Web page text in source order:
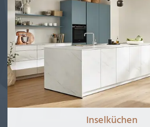
Inselküchen